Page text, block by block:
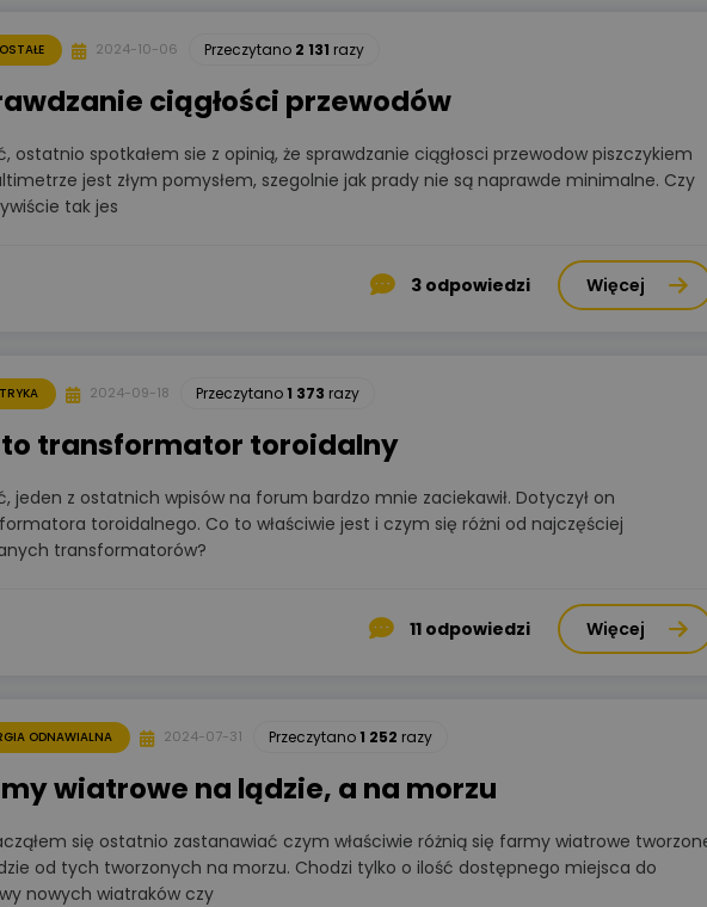
2024-10-06 Przeczytano 2 131 razy
ciągłości przewodów
ostatnio spotkałem sie z opinią, że sprawdzanie ciągłosci przewodow piszczykiem
jest złym pomysłem, szegolnie jak prady nie są naprawde minimalne. Czy
tak jes
3 odpowiedzi Więcej
2024-09-18 Przeczytano1 373 razy
to transformator toroidalny
jeden z ostatnich wpisów na forum bardzo mnie zaciekawił. Dotyczył on
toroidalnego. Co to właściwie jest i czym się różni od najczęściej
transformatorów?
11 odpowiedzi Więcej
ODNAWIALNA 2024-07-31 Przeczytano1 252 razy
wiatrowe na lądzie, a na morzu
się ostatnio zastanawiać czym właściwie różnią się farmy wiatrowe
od tych tworzonych na morzu. Chodzi tylko o ilość dostępnego miejsca do
nowych wiatraków czy